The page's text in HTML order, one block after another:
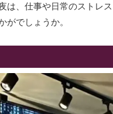
は、仕事や日常のストレ
がでしょうか。